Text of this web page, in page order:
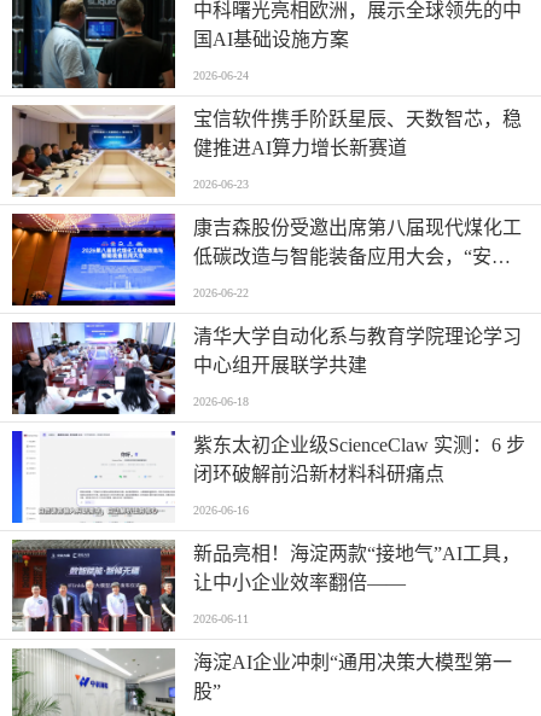
中科曙光亮相欧洲，展示全球领先的中
国AI基础设施方案
2026-06-24
宝信软件携手阶跃星辰、天数智芯，稳
健推进AI算力增长新赛道
2026-06-23
康吉森股份受邀出席第八届现代煤化工
低碳改造与智能装备应用大会，“安全
+智能”赋能行业数智低碳新未来
2026-06-22
清华大学自动化系与教育学院理论学习
中心组开展联学共建
2026-06-18
紫东太初企业级ScienceClaw 实测：6 步
闭环破解前沿新材料科研痛点
2026-06-16
新品亮相！海淀两款“接地气”AI工具，
让中小企业效率翻倍——
2026-06-11
海淀AI企业冲刺“通用决策大模型第一
股”